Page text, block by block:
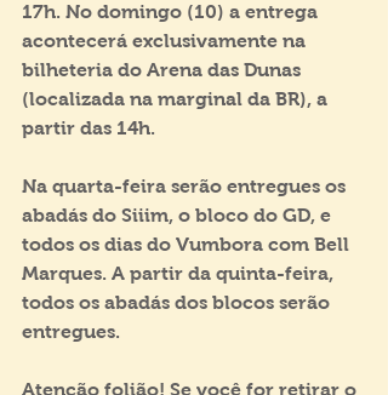
17h. No domingo (10) a entrega
acontecerá exclusivamente na
bilheteria do Arena das Dunas
(localizada na marginal da BR), a
partir das 14h.
Na quarta-feira serão entregues os
abadás do Siiim, o bloco do GD, e
todos os dias do Vumbora com Bell
Marques. A partir da quinta-feira,
todos os abadás dos blocos serão
entregues.
Atenção folião! Se você for retirar o